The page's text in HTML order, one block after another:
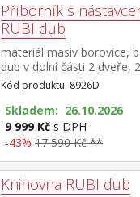
Příborník s
RUBI dub
materiál masiv borovice,
dub v dolní části 2 dveře,
kovovými pojezdy v horní
prosklené dveře
Kód produktu: 8926D
Skladem: 26.10.2026
9 999 Kč s DPH
-43% 17 590 Kč **
Knihovna RUBI dub